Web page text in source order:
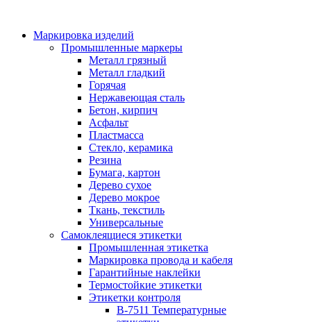
Маркировка изделий
Промышленные маркеры
Металл грязный
Металл гладкий
Горячая
Нержавеющая сталь
Бетон, кирпич
Асфальт
Пластмасса
Стекло, керамика
Резина
Бумага, картон
Дерево сухое
Дерево мокрое
Ткань, текстиль
Универсальные
Самоклеящиеся этикетки
Промышленная этикетка
Маркировка провода и кабеля
Гарантийные наклейки
Термостойкие этикетки
Этикетки контроля
B-7511 Температурные